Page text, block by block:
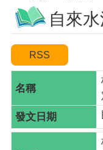
行
政
規
則
解
釋
令
自來